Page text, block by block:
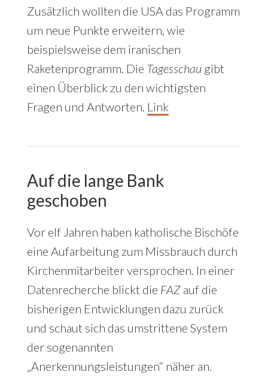
Zusätzlich wollten die USA das Programm
um neue Punkte erweitern, wie
beispielsweise dem iranischen
Raketenprogramm. Die Tagesschaugibt
einen Überblick zu den wichtigsten
Fragen und Antworten. Link
Auf die lange Bank
geschoben
Vor elf Jahren haben katholische Bischöfe
eine Aufarbeitung zum Missbrauch durch
Kirchenmitarbeiter versprochen. In einer
Datenrecherche blickt die FAZauf die
bisherigen Entwicklungen dazu zurück
und schaut sich das umstrittene System
der sogenannten
„Anerkennungsleistungen“ näher an.